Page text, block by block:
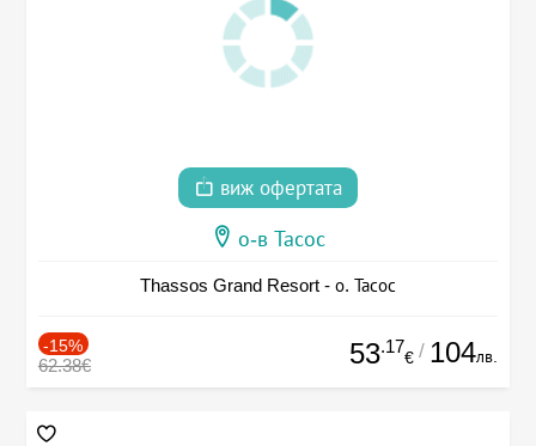
виж офертата
о-в Тасос
Thassos Grand Resort - о. Тасос
-15%
62.38€ 53.17
€ / 104лв.